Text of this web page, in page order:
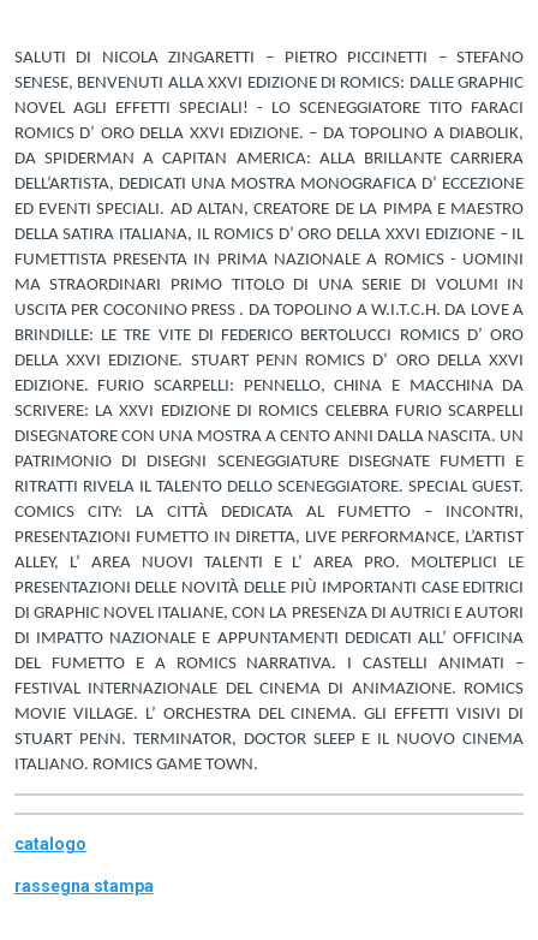
SALUTI DI NICOLA ZINGARETTI – PIETRO PICCINETTI – STEFANO
SENESE, BENVENUTI ALLA XXVI EDIZIONE DI ROMICS: DALLE GRAPHIC
NOVEL AGLI EFFETTI SPECIALI! - LO SCENEGGIATORE TITO FARACI
ROMICS D’ ORO DELLA XXVI EDIZIONE. – DA TOPOLINO A DIABOLIK,
DA SPIDERMAN A CAPITAN AMERICA: ALLA BRILLANTE CARRIERA
DELL’ARTISTA, DEDICATI UNA MOSTRA MONOGRAFICA D’ ECCEZIONE
ED EVENTI SPECIALI. AD ALTAN, CREATORE DE LA PIMPA E MAESTRO
DELLA SATIRA ITALIANA, IL ROMICS D’ ORO DELLA XXVI EDIZIONE – IL
FUMETTISTA PRESENTA IN PRIMA NAZIONALE A ROMICS - UOMINI
MA STRAORDINARI PRIMO TITOLO DI UNA SERIE DI VOLUMI IN
USCITA PER COCONINO PRESS . DA TOPOLINO A W.I.T.C.H. DA LOVE A
BRINDILLE: LE TRE VITE DI FEDERICO BERTOLUCCI ROMICS D’ ORO
DELLA XXVI EDIZIONE. STUART PENN ROMICS D’ ORO DELLA XXVI
EDIZIONE. FURIO SCARPELLI: PENNELLO, CHINA E MACCHINA DA
SCRIVERE: LA XXVI EDIZIONE DI ROMICS CELEBRA FURIO SCARPELLI
DISEGNATORE CON UNA MOSTRA A CENTO ANNI DALLA NASCITA. UN
PATRIMONIO DI DISEGNI SCENEGGIATURE DISEGNATE FUMETTI E
RITRATTI RIVELA IL TALENTO DELLO SCENEGGIATORE. SPECIAL GUEST.
COMICS CITY: LA CITTÀ DEDICATA AL FUMETTO – INCONTRI,
PRESENTAZIONI FUMETTO IN DIRETTA, LIVE PERFORMANCE, L’ARTIST
ALLEY, L’ AREA NUOVI TALENTI E L’ AREA PRO. MOLTEPLICI LE
PRESENTAZIONI DELLE NOVITÀ DELLE PIÙ IMPORTANTI CASE EDITRICI
DI GRAPHIC NOVEL ITALIANE, CON LA PRESENZA DI AUTRICI E AUTORI
DI IMPATTO NAZIONALE E APPUNTAMENTI DEDICATI ALL’ OFFICINA
DEL FUMETTO E A ROMICS NARRATIVA. I CASTELLI ANIMATI –
FESTIVAL INTERNAZIONALE DEL CINEMA DI ANIMAZIONE. ROMICS
MOVIE VILLAGE. L’ ORCHESTRA DEL CINEMA. GLI EFFETTI VISIVI DI
STUART PENN. TERMINATOR, DOCTOR SLEEP E IL NUOVO CINEMA
ITALIANO. ROMICS GAME TOWN.
catalogo
rassegna stampa